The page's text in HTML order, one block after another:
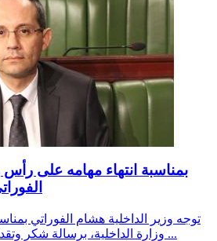
بمناسبة انتهاء مهامه على رأس
توجه وزير الداخلية هشام الفوراتي
وزارة الداخلية، برسالة شكر وتقدير لإطارات وأعوان الوزار ...